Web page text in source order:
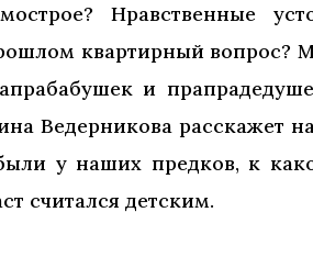
Нравственные
квартирный вопрос?
и
Ведерникова расскажет
у наших предков, к
считался детским.